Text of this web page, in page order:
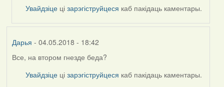
Увайдзіце цізарэгіструйцеся каб пакідаць каментары.
Дарья - 04.05.2018 - 18:42
Все, на втором гнезде беда?
Увайдзіце цізарэгіструйцеся каб пакідаць каментары.